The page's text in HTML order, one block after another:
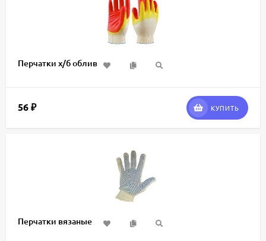
Перчатки х/б обливные
56 ₽ КУПИТЬ
Перчатки вязаные